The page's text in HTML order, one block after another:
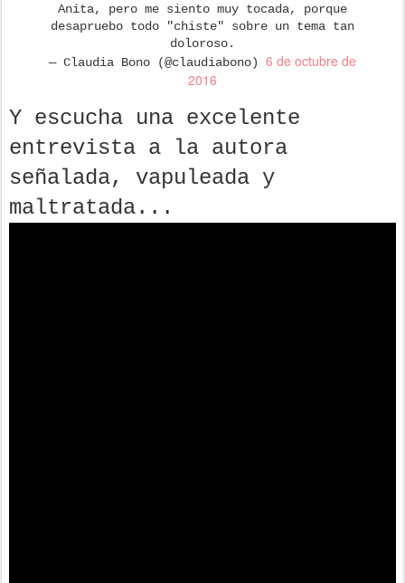
Anita, pero me siento muy tocada, porque
desapruebo todo "chiste" sobre un tema tan
doloroso.
— Claudia Bono (@claudiabono) 6 de octubre de
2016
Y escucha una excelente
entrevista a la autora
señalada, vapuleada y
maltratada...